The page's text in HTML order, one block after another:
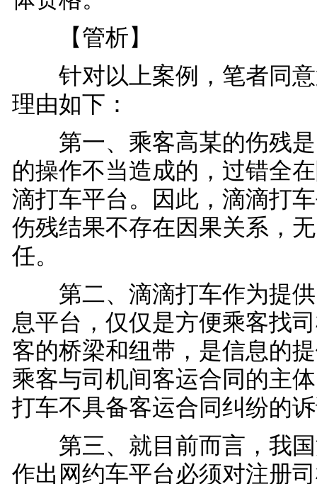
【管析】
针对以上案例，笔者同意
理由如下：
第一、乘客高某的伤残是
的操作不当造成的，过错全
滴打车平台。因此，滴滴打
伤残结果不存在因果关系，
任。
第二、滴滴打车作为提供
息平台，仅仅是方便乘客找
客的桥梁和纽带，是信息的
乘客与司机间客运合同的主
打车不具备客运合同纠纷的
第三、就目前而言，我国
作出网约车平台必须对注册